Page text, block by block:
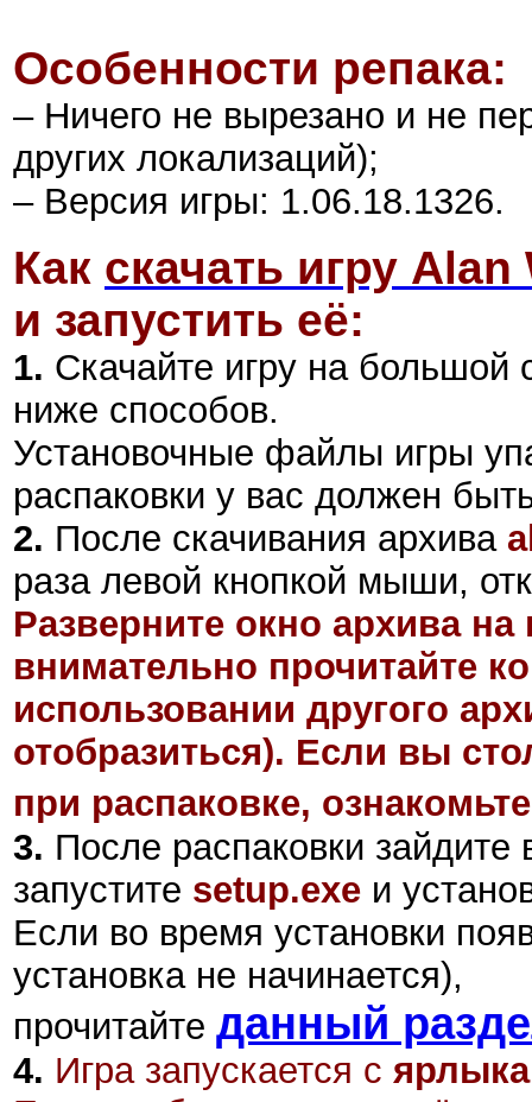
Особенности репака:
– Ничего не вырезано и не
других локализаций);
–Версия игры: 1.06.18.1326.
Как скачать игру Alan
и запустить её:
1. Скачайте игру на большой
ниже способов.
Установочные файлы игры
распаковки у вас должен
2. После скачивания архива
раза левой кнопкой мыши,
Разверните окно архива на
внимательно прочитайте
использовании другого
отобразиться). Если вы
при распаковке,
3. После распаковки зайдите
запустите setup.exe и
Если во время установки
установка не начинается),
прочитайте данный
4. Игра запускается с